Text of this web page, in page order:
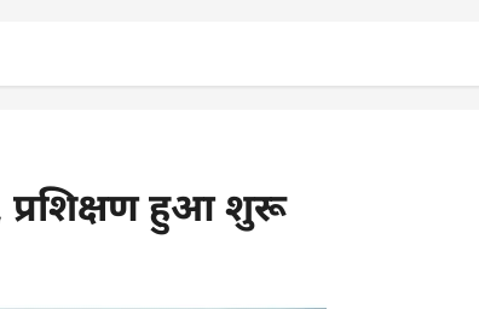
प्रशिक्षण हुआ शुरू